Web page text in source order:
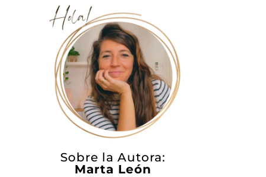
Sobre la Autora:
Marta León